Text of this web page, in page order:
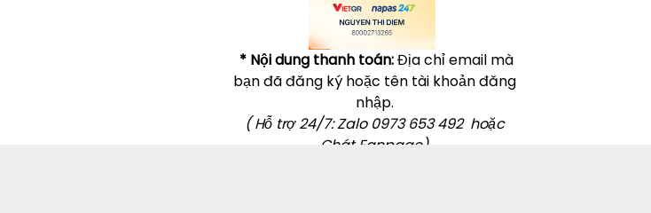
* Nội dung thanh toán:Địa chỉ email mà
bạn đã đăng ký hoặc tên tài khoản đăng
nhập.
( Hỗ trợ 24/7: Zalo 0973 653 492 hoặc
Chát Fanpage)